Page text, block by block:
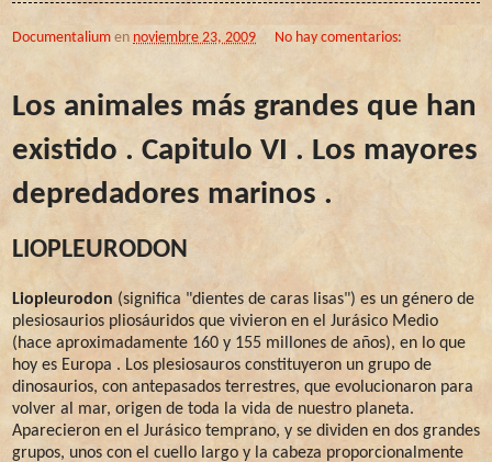
Documentalium en noviembre 23, 2009 No hay comentarios:
Los animales más grandes que han
existido . Capitulo VI . Los mayores
depredadores marinos .
LIOPLEURODON
Liopleurodon (significa "dientes de caras lisas") es un género de
plesiosaurios pliosáuridos que vivieron en el Jurásico Medio
(hace aproximadamente 160 y 155 millones de años), en lo que
hoy es Europa . Los plesiosauros constituyeron un grupo de
dinosaurios, con antepasados terrestres, que evolucionaron para
volver al mar, origen de toda la vida de nuestro planeta.
Aparecieron en el Jurásico temprano, y se dividen en dos grandes
grupos, unos con el cuello largo y la cabeza proporcionalmente